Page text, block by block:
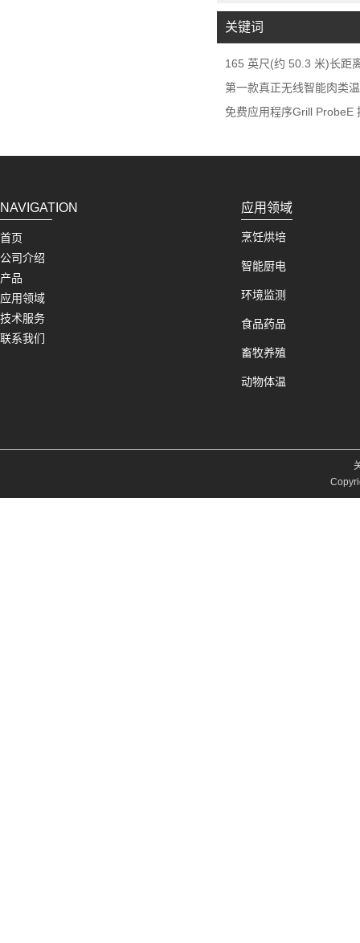
关键词
165 英尺(约 50.3 米)长距
第一款真正无线智能肉类
免费应用程序Grill ProbeE
NAVIGATION
首页
公司介绍
产品
应用领域
技术服务
联系我们
应用领域
烹饪烘培
智能厨电
环境监测
食品药品
畜牧养殖
动物体温